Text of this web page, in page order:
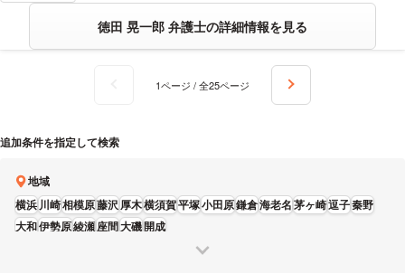
徳田 晃一郎 弁護士の詳細情報を見る
1ページ / 全25ページ
追加条件を指定して検索
地域
横浜川崎相模原藤沢厚木横須賀平塚小田原鎌倉海老名茅ヶ崎逗子秦野
大和伊勢原綾瀬座間大磯開成